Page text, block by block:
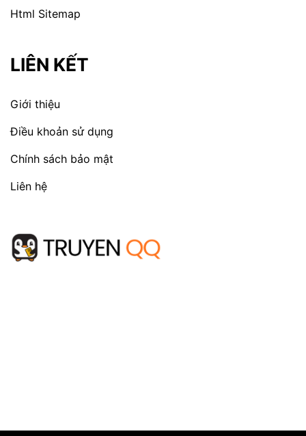
Html Sitemap
LIÊN KẾT
Giới thiệu
Điều khoản sử dụng
Chính sách bảo mật
Liên hệ